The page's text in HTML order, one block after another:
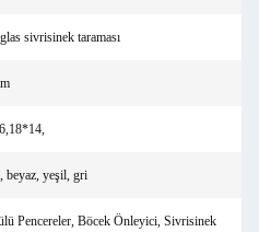
sivrisinek taraması
beyaz, yeşil, gri
Pencereler, Böcek Önleyici, Sivrisinek